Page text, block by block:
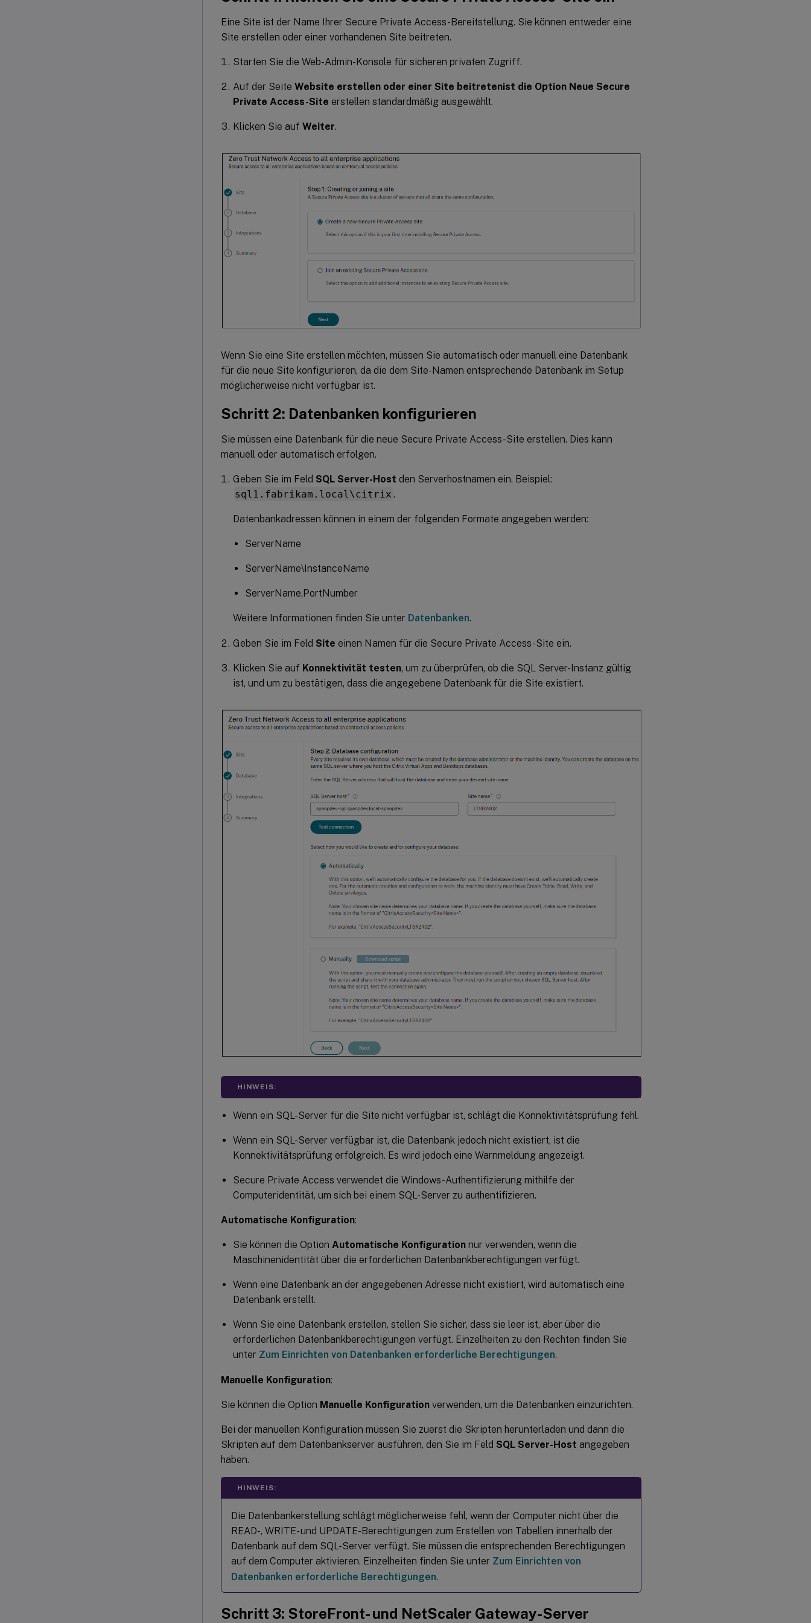
Eine Site ist der Name Ihrer Secure Private Access-Bereitstellung. Sie können entweder eine
Site erstellen oder einer vorhandenen Site beitreten.
Starten Sie die Web-Admin-Konsole für sicheren privaten Zugriff.
Auf der Seite Website erstellen oder einer Site beitretenist die Option Neue Secure
Private Access-Site erstellen standardmäßig ausgewählt.
Klicken Sie auf Weiter.
Wenn Sie eine Site erstellen möchten, müssen Sie automatisch oder manuell eine Datenbank
für die neue Site konfigurieren, da die dem Site-Namen entsprechende Datenbank im Setup
möglicherweise nicht verfügbar ist.
Schritt 2: Datenbanken konfigurieren
Sie müssen eine Datenbank für die neue Secure Private Access-Site erstellen. Dies kann
manuell oder automatisch erfolgen.
Geben Sie im Feld SQL Server-Host den Serverhostnamen ein. Beispiel:
sql1.fabrikam.local\citrix .
Datenbankadressen können in einem der folgenden Formate angegeben werden:
ServerName
ServerName\InstanceName
ServerName,PortNumber
Weitere Informationen finden Sie unter Datenbanken.
Geben Sie im Feld Site einen Namen für die Secure Private Access-Site ein.
Klicken Sie auf Konnektivität testen, um zu überprüfen, ob die SQL Server-Instanz gültig
ist, und um zu bestätigen, dass die angegebene Datenbank für die Site existiert.
HINWEIS:
Wenn ein SQL-Server für die Site nicht verfügbar ist, schlägt die Konnektivitätsprüfung fehl.
Wenn ein SQL-Server verfügbar ist, die Datenbank jedoch nicht existiert, ist die
Konnektivitätsprüfung erfolgreich. Es wird jedoch eine Warnmeldung angezeigt.
Secure Private Access verwendet die Windows-Authentifizierung mithilfe der
Computeridentität, um sich bei einem SQL-Server zu authentifizieren.
Automatische Konfiguration:
Sie können die Option Automatische Konfiguration nur verwenden, wenn die
Maschinenidentität über die erforderlichen Datenbankberechtigungen verfügt.
Wenn eine Datenbank an der angegebenen Adresse nicht existiert, wird automatisch eine
Datenbank erstellt.
Wenn Sie eine Datenbank erstellen, stellen Sie sicher, dass sie leer ist, aber über die
erforderlichen Datenbankberechtigungen verfügt. Einzelheiten zu den Rechten finden Sie
unter Zum Einrichten von Datenbanken erforderliche Berechtigungen.
Manuelle Konfiguration:
Sie können die Option Manuelle Konfiguration verwenden, um die Datenbanken einzurichten.
Bei der manuellen Konfiguration müssen Sie zuerst die Skripten herunterladen und dann die
Skripten auf dem Datenbankserver ausführen, den Sie im Feld SQL Server-Host angegeben
haben.
HINWEIS:
Die Datenbankerstellung schlägt möglicherweise fehl, wenn der Computer nicht über die
READ-, WRITE- und UPDATE-Berechtigungen zum Erstellen von Tabellen innerhalb der
Datenbank auf dem SQL-Server verfügt. Sie müssen die entsprechenden Berechtigungen
auf dem Computer aktivieren. Einzelheiten finden Sie unter Zum Einrichten von
Datenbanken erforderliche Berechtigungen.
Schritt 3: StoreFront- und NetScaler Gateway-Server